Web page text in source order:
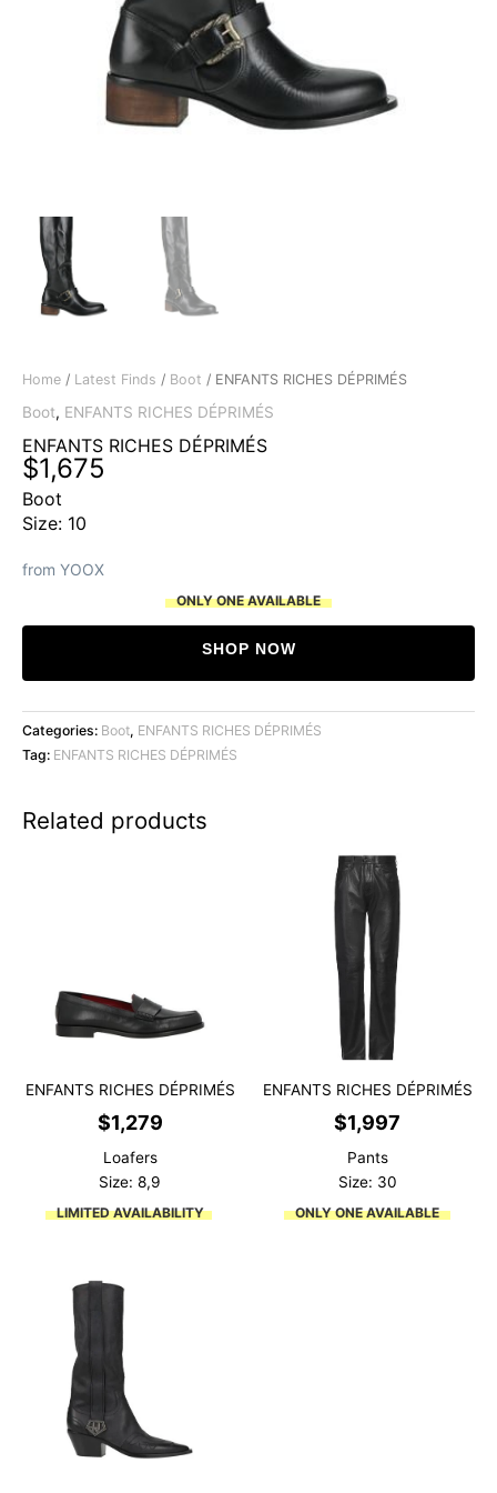
Home / Latest Finds / Boot / ENFANTS RICHES DÉPRIMÉS
Boot, ENFANTS RICHES DÉPRIMÉS
ENFANTS RICHES DÉPRIMÉS
$1,675
Boot
Size: 10
from YOOX
ONLY ONE AVAILABLE
SHOP NOW
Categories: Boot, ENFANTS RICHES DÉPRIMÉS
Tag: ENFANTS RICHES DÉPRIMÉS
Related products
ENFANTS RICHES DÉPRIMÉS
$1,279
Loafers
Size: 8,9
LIMITED AVAILABILITY
ENFANTS RICHES DÉPRIMÉS
$1,997
Pants
Size: 30
ONLY ONE AVAILABLE